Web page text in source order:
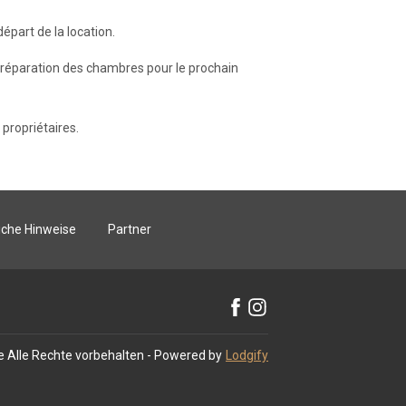
de la location.
des chambres pour le prochain
Hinweise Partner
Alle Rechte vorbehalten - Powered by Lodgify